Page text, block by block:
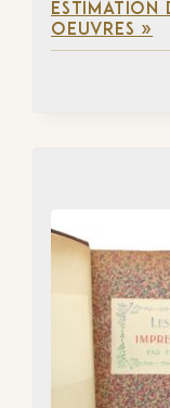
ESTIMATION
OEUVRES »